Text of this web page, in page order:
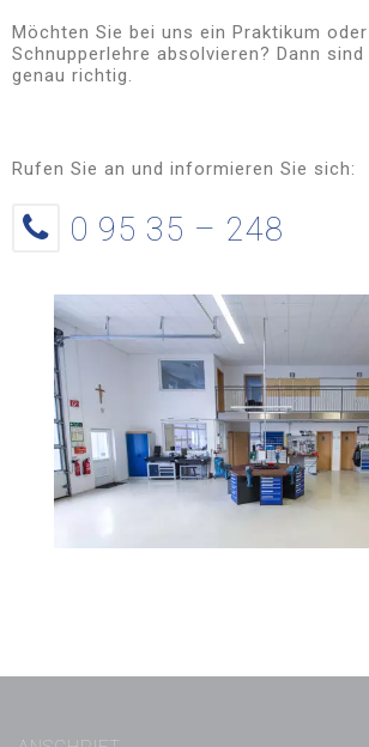
Möchten Sie bei uns ein Praktikum
Schnupperlehre absolvieren? Dann sind
genau richtig.
Rufen Sie an und informieren Sie sich:
0 95 35 – 248